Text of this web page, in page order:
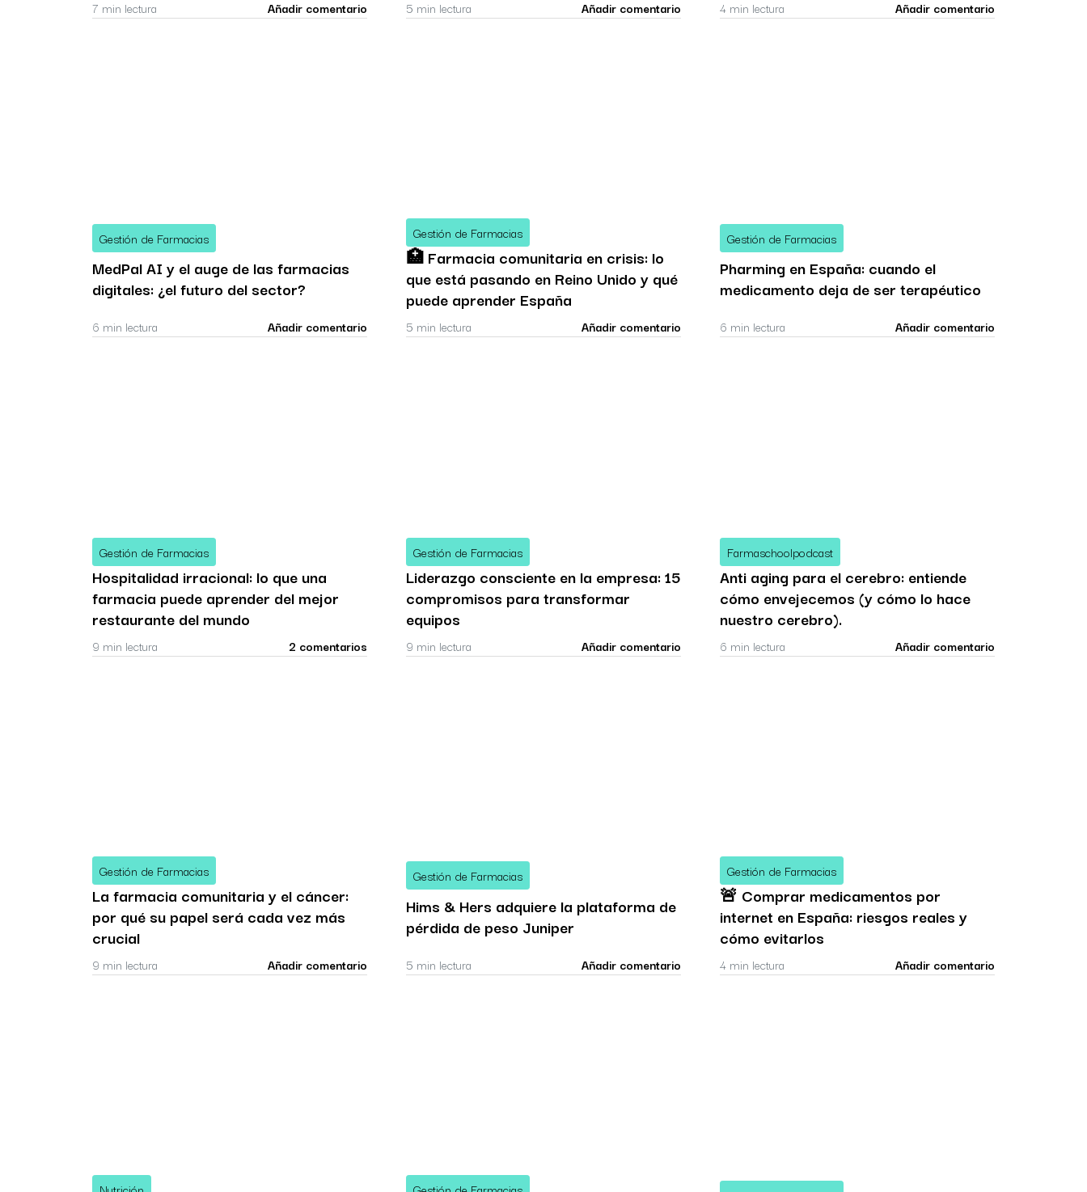
7 min lectura Añadir comentario 5 min lectura Añadir comentario 4 min lectura Añadir comentario
Gestión de Farmacias
MedPal AI y el auge de las farmacias
digitales: ¿el futuro del sector?
6 min lectura Añadir comentario
Gestión de Farmacias
🏥 Farmacia comunitaria en crisis: lo
que está pasando en Reino Unido y qué
puede aprender España
5 min lectura Añadir comentario
Gestión de Farmacias
Pharming en España: cuando el
medicamento deja de ser terapéutico
6 min lectura Añadir comentario
Gestión de Farmacias
Hospitalidad irracional: lo que una
farmacia puede aprender del mejor
restaurante del mundo
9 min lectura 2 comentarios
Gestión de Farmacias
Liderazgo consciente en la empresa: 15
compromisos para transformar
equipos
9 min lectura Añadir comentario
Farmaschoolpodcast
Anti aging para el cerebro: entiende
cómo envejecemos (y cómo lo hace
nuestro cerebro).
6 min lectura Añadir comentario
Gestión de Farmacias
La farmacia comunitaria y el cáncer:
por qué su papel será cada vez más
crucial
9 min lectura Añadir comentario
Gestión de Farmacias
Hims & Hers adquiere la plataforma de
pérdida de peso Juniper
5 min lectura Añadir comentario
Gestión de Farmacias
🚨 Comprar medicamentos por
internet en España: riesgos reales y
cómo evitarlos
4 min lectura Añadir comentario